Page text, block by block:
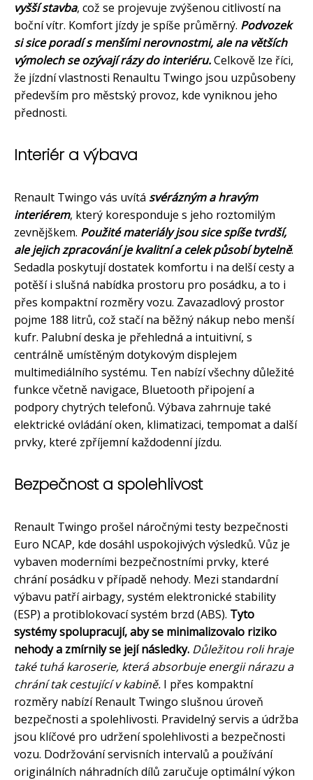
vyšší stavba, což se projevuje zvýšenou citlivostí na
boční vítr. Komfort jízdy je spíše průměrný. Podvozek
si sice poradí s menšími nerovnostmi, ale na větších
výmolech se ozývají rázy do interiéru.Celkově lze říci,
že jízdní vlastnosti Renaultu Twingo jsou uzpůsobeny
především pro městský provoz, kde vyniknou jeho
přednosti.
Interiér a výbava
Renault Twingo vás uvítá svérázným a hravým
interiérem, který koresponduje s jeho roztomilým
zevnějškem. Použité materiály jsou sice spíše tvrdší,
ale jejich zpracování je kvalitní a celek působí bytelně.
Sedadla poskytují dostatek komfortu i na delší cesty a
potěší i slušná nabídka prostoru pro posádku, a to i
přes kompaktní rozměry vozu. Zavazadlový prostor
pojme 188 litrů, což stačí na běžný nákup nebo menší
kufr. Palubní deska je přehledná a intuitivní, s
centrálně umístěným dotykovým displejem
multimediálního systému. Ten nabízí všechny důležité
funkce včetně navigace, Bluetooth připojení a
podpory chytrých telefonů. Výbava zahrnuje také
elektrické ovládání oken, klimatizaci, tempomat a další
prvky, které zpříjemní každodenní jízdu.
Bezpečnost a spolehlivost
Renault Twingo prošel náročnými testy bezpečnosti
Euro NCAP, kde dosáhl uspokojivých výsledků. Vůz je
vybaven moderními bezpečnostními prvky, které
chrání posádku v případě nehody. Mezi standardní
výbavu patří airbagy, systém elektronické stability
(ESP) a protiblokovací systém brzd (ABS). Tyto
systémy spolupracují, aby se minimalizovalo riziko
nehody a zmírnily se její následky. Důležitou roli hraje
také tuhá karoserie, která absorbuje energii nárazu a
chrání tak cestující v kabině. I přes kompaktní
rozměry nabízí Renault Twingo slušnou úroveň
bezpečnosti a spolehlivosti. Pravidelný servis a údržba
jsou klíčové pro udržení spolehlivosti a bezpečnosti
vozu. Dodržování servisních intervalů a používání
originálních náhradních dílů zaručuje optimální výkon